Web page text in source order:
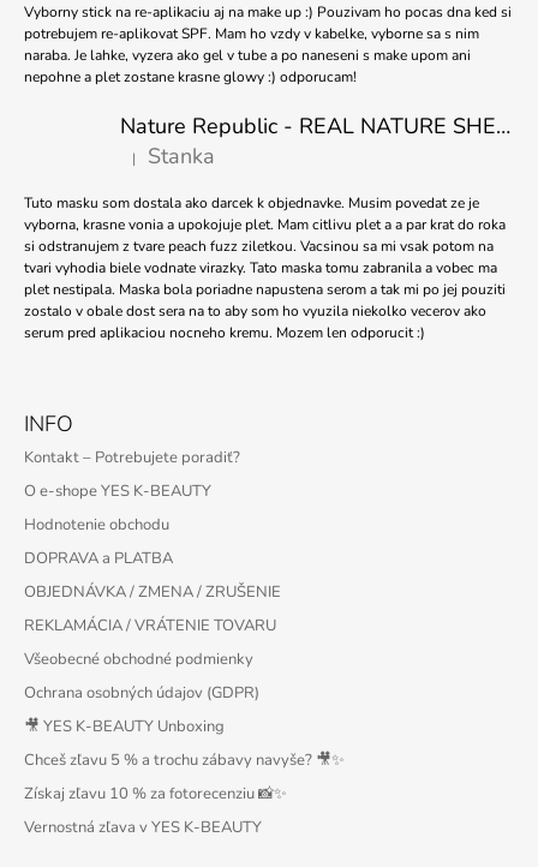
Vyborny stick na re-aplikaciu aj na make up :) Pouzivam ho pocas dna ked si
potrebujem re-aplikovat SPF. Mam ho vzdy v kabelke, vyborne sa s nim
naraba. Je lahke, vyzera ako gel v tube a po naneseni s make upom ani
nepohne a plet zostane krasne glowy :) odporucam!
Nature Republic - REAL NATURE SHEET MASK TEA TREE 23ml
Hodnotenie produktu je 5 z 5 hviezdičiek.
| Stanka
Tuto masku som dostala ako darcek k objednavke. Musim povedat ze je
vyborna, krasne vonia a upokojuje plet. Mam citlivu plet a a par krat do roka
si odstranujem z tvare peach fuzz ziletkou. Vacsinou sa mi vsak potom na
tvari vyhodia biele vodnate virazky. Tato maska tomu zabranila a vobec ma
plet nestipala. Maska bola poriadne napustena serom a tak mi po jej pouziti
zostalo v obale dost sera na to aby som ho vyuzila niekolko vecerov ako
serum pred aplikaciou nocneho kremu. Mozem len odporucit :)
INFO
Kontakt – Potrebujete poradiť?
O e-shope YES K-BEAUTY
Hodnotenie obchodu
DOPRAVA a PLATBA
OBJEDNÁVKA / ZMENA / ZRUŠENIE
REKLAMÁCIA / VRÁTENIE TOVARU
Všeobecné obchodné podmienky
Ochrana osobných údajov (GDPR)
🎥 YES K-BEAUTY Unboxing
Chceš zľavu 5 % a trochu zábavy navyše? 🎥✨
Získaj zľavu 10 % za fotorecenziu 📸✨
Vernostná zľava v YES K-BEAUTY